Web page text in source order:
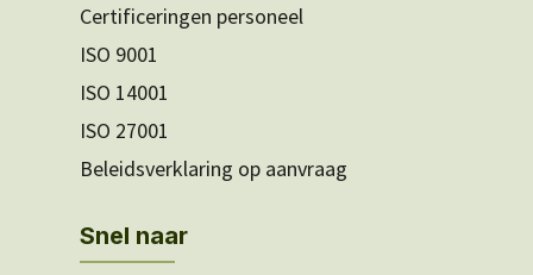
Certificeringen personeel
ISO 9001
ISO 14001
ISO 27001
Beleidsverklaring op aanvraag
Snel naar